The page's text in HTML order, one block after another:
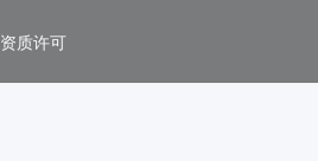
资质许可